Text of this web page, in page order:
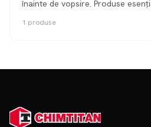
înainte de vopsire. Produse
1 produse